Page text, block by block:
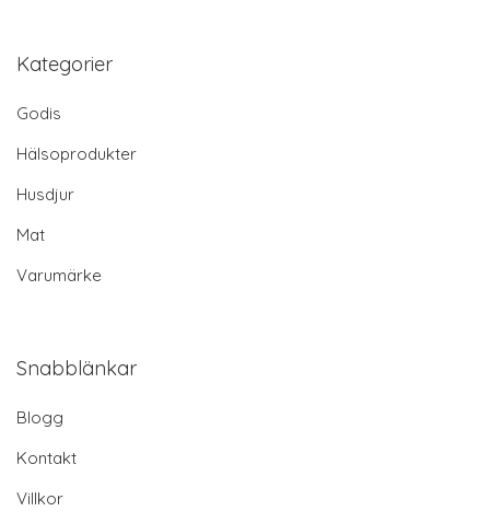
Kategorier
Godis
Hälsoprodukter
Husdjur
Mat
Varumärke
Snabblänkar
Blogg
Kontakt
Villkor